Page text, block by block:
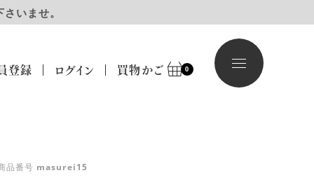
いませ。
登録 ログイン 買物かご 0
品番号 masurei15